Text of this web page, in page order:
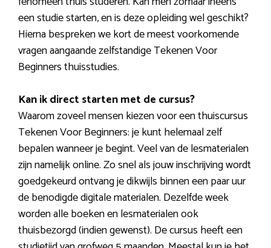
een studie starten, en is deze opleiding wel geschikt?
Hierna bespreken we kort de meest voorkomende
vragen aangaande zelfstandige Tekenen Voor
Beginners thuisstudies.
Kan ik direct starten met de cursus?
Waarom zoveel mensen kiezen voor een thuiscursus
Tekenen Voor Beginners: je kunt helemaal zelf
bepalen wanneer je begint. Veel van de lesmaterialen
zijn namelijk online. Zo snel als jouw inschrijving wordt
goedgekeurd ontvang je dikwijls binnen een paar uur
de benodigde digitale materialen. Dezelfde week
worden alle boeken en lesmaterialen ook
thuisbezorgd (indien gewenst). De cursus heeft een